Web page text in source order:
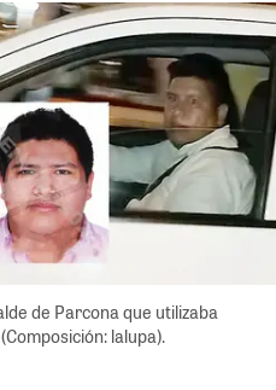
de Parcona que utilizaba
lalupa).